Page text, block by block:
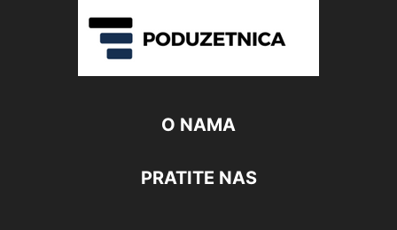
O NAMA
PRATITE NAS